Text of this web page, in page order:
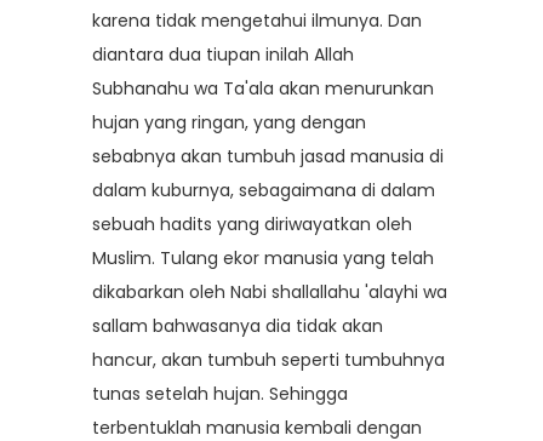
karena tidak mengetahui ilmunya. Dan
diantara dua tiupan inilah Allah
Subhanahu wa Ta'ala akan menurunkan
hujan yang ringan, yang dengan
sebabnya akan tumbuh jasad manusia di
dalam kuburnya, sebagaimana di dalam
sebuah hadits yang diriwayatkan oleh
Muslim. Tulang ekor manusia yang telah
dikabarkan oleh Nabi shallallahu 'alayhi wa
sallam bahwasanya dia tidak akan
hancur, akan tumbuh seperti tumbuhnya
tunas setelah hujan. Sehingga
terbentuklah manusia kembali dengan